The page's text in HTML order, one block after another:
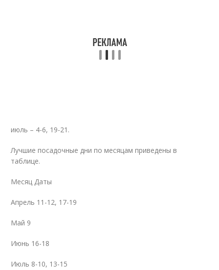
июль – 4-6, 19-21.
Лучшие посадочные дни по месяцам приведены в
таблице.
Месяц Даты
Апрель 11-12, 17-19
Май 9
Июнь 16-18
Июль 8-10, 13-15